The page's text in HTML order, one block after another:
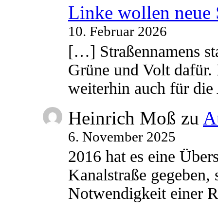
Linke wollen neue
10. Februar 2026
[…] Straßennamens
Grüne und Volt
weiterhin auch für
Heinrich Moß zu
6. November 2025
2016 hat es eine
Kanalstraße
Notwendigkeit einer